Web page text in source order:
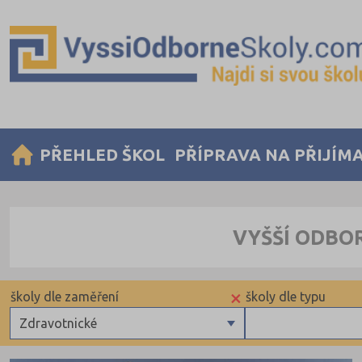
PŘEHLED ŠKOL PŘÍPRAVA NA
VYŠŠÍ
školy dle typu
×
Zdravotnické
školy dle zaměření